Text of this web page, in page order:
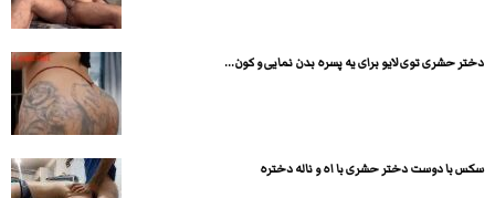
دختر حشری توی لایو برای یه پسره بدن نمایی و کون...
سکس با دوست دختر حشری با اه و ناله دختره